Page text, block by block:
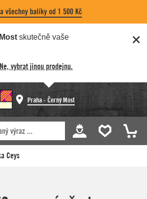
všechny balíky od 1 500 Kč
skutečně vaše
Ne, vybrat jinou prodejnu.
Praha - Černý Most